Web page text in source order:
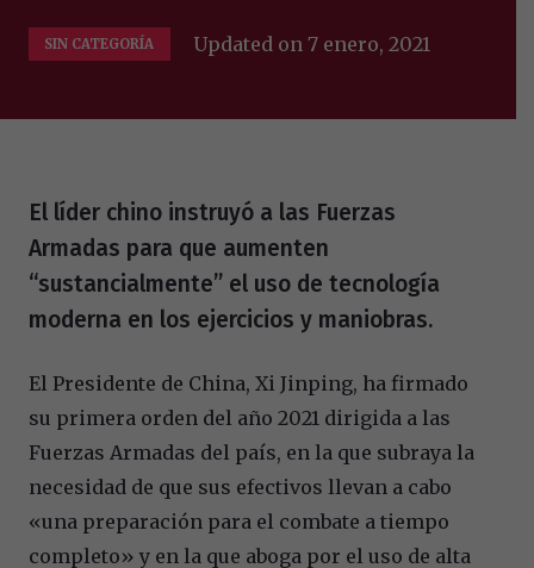
SIN CATEGORÍA Updated on7 enero, 2021
El líder chino instruyó a las Fuerzas
Armadas para que aumenten
“sustancialmente” el uso de tecnología
moderna en los ejercicios y maniobras.
El Presidente de China, Xi Jinping, ha firmado
su primera orden del año 2021 dirigida a las
Fuerzas Armadas del país, en la que subraya la
necesidad de que sus efectivos llevan a cabo
«una preparación para el combate a tiempo
completo» y en la que aboga por el uso de alta